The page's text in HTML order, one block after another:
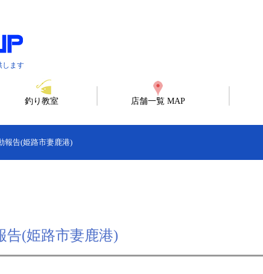
します
釣り教室 店舗一覧 MAP
報告(姫路市妻鹿港)
(姫路市妻鹿港)